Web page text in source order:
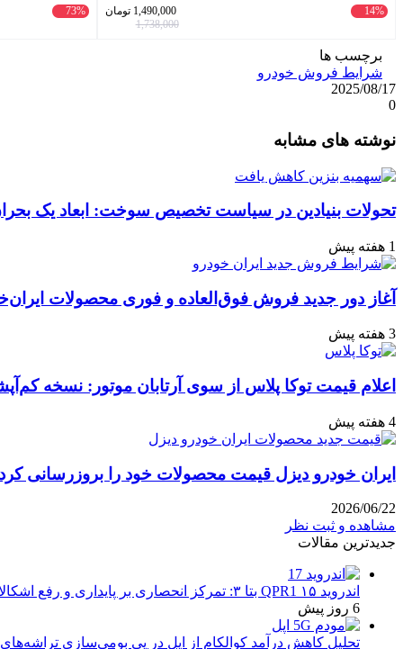
14%
1,490,000 تومان
1,738,000
73%
برچسب ها
شرایط فروش خودرو
2025/08/17
0
آپ
گذاری
ایمیل
نوشته های مشابه
تحولات بنیادین در سیاست تخصیص سوخت: ابعاد یک
1 هفته پیش
آغاز دور جدید فروش فوق‌العاده و فوری محصولات
3 هفته پیش
اعلام قیمت توکا پلاس از سوی آرتابان موتور: نسخه کم‌آپشن با چه
4 هفته پیش
ایران خودرو دیزل قیمت محصولات خود را بروزرسانی کرد:
2026/06/22
مشاهده و ثبت نظر
جدیدترین مقالات
اندروید ۱۵ QPR1 بتا ۳: تمرکز انحصاری بر پایداری و رفع اشکالات
6 روز پیش
تحلیل کاهش درآمد کوالکام از اپل در پی بومی‌سازی